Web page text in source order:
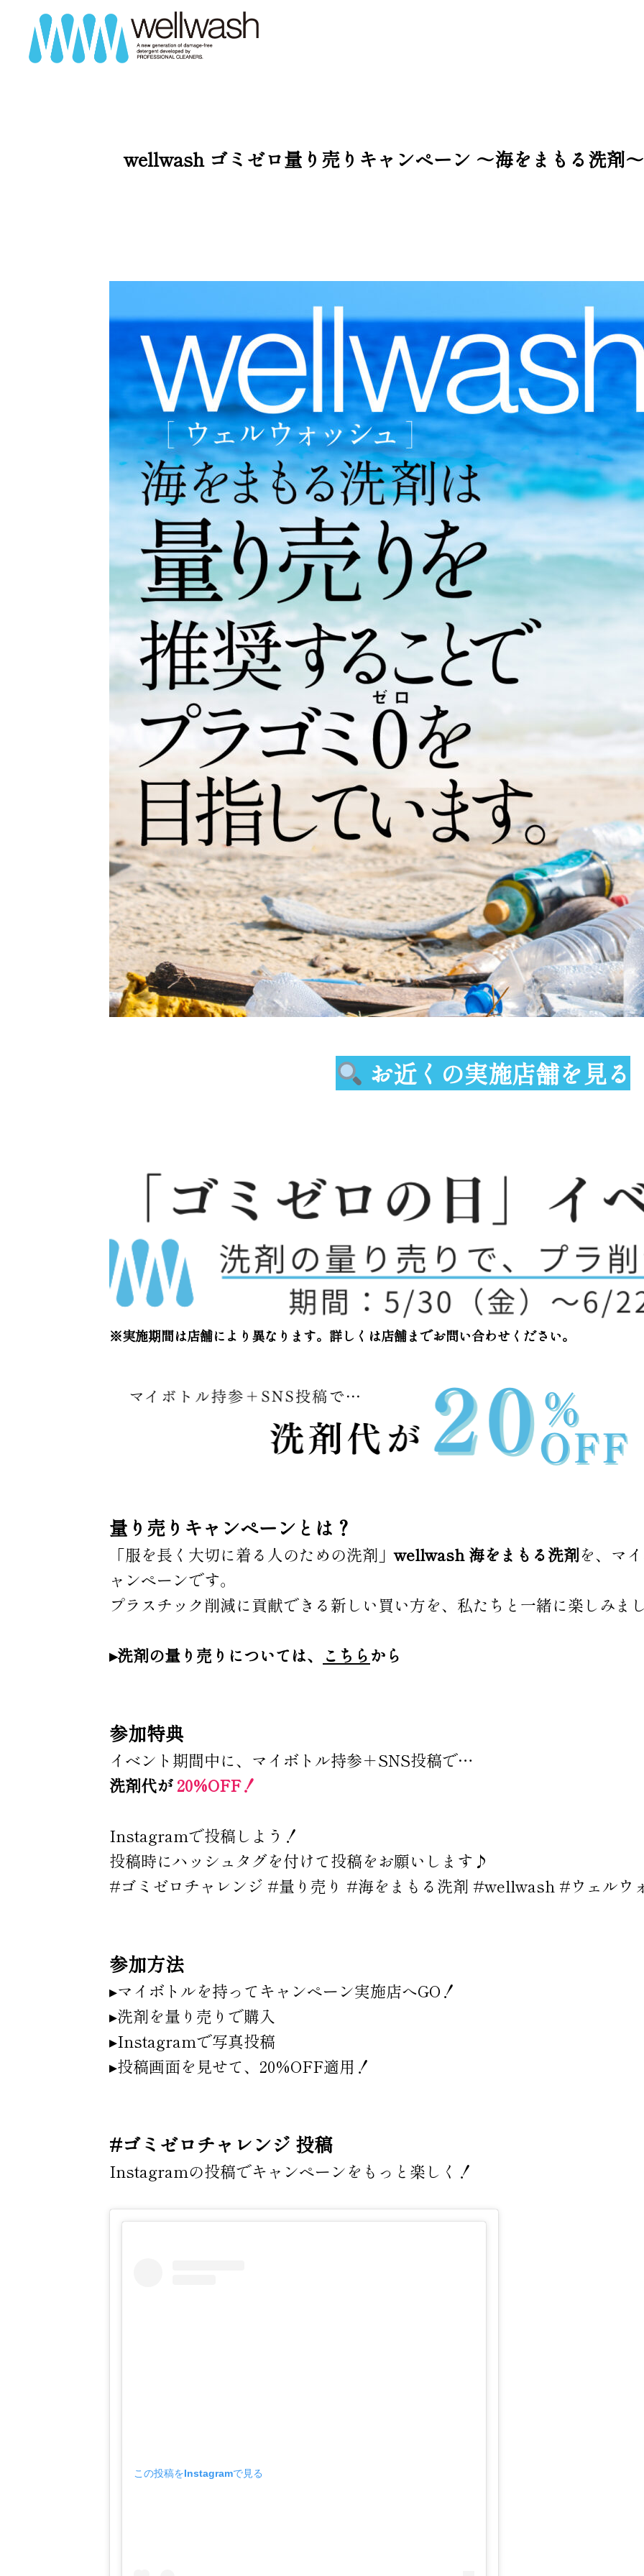
wellwash ゴミゼロ量り売りキャンペーン 〜海をまもる洗剤〜
お近くの実施店舗を見る
※実施期間は店舗により異なります。詳しくは店舗までお問い合わせください。
量り売りキャンペーンとは？
「服を長く大切に着る人のための洗剤」wellwash 海をまもる洗剤を、マ
ャンペーンです。
プラスチック削減に貢献できる新しい買い方を、私たちと一緒に楽しみま
▸洗剤の量り売りについては、 こちらから
参加特典
イベント期間中に、マイボトル持参＋SNS投稿で…
洗剤代が20%OFF！
Instagramで投稿しよう！
投稿時にハッシュタグを付けて投稿をお願いします♪
#ゴミゼロチャレンジ #量り売り #海をまもる洗剤 #wellwash #ウェルウ
参加方法
▸マイボトルを持ってキャンペーン実施店へGO！
▸洗剤を量り売りで購入
▸Instagramで写真投稿
▸投稿画面を見せて、20%OFF適用！
#ゴミゼロチャレンジ 投稿
Instagramの投稿でキャンペーンをもっと楽しく！
この投稿をInstagramで見る